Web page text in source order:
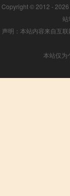
Copyright © 2012 - 2026
站
声明：本站内容来自互
本站仅为